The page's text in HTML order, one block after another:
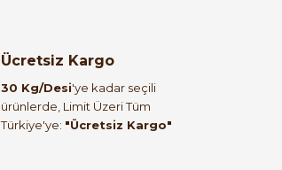
Ücretsiz Kargo
30 Kg/Desi'ye kadar seçili
ürünlerde, Limit Üzeri Tüm
Türkiye'ye: "Ücretsiz Kargo"